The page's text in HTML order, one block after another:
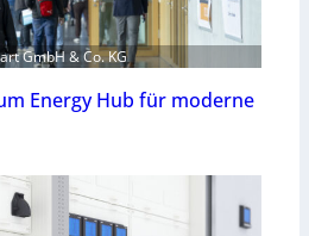
GmbH & Co. KG
Energy Hub für moderne